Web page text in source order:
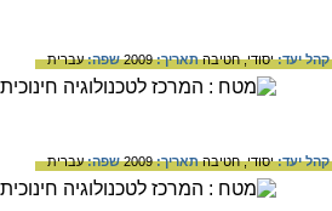
קהל יעד:יסודי,חטיבהתאריך:2009 שפה:עברית
קהל יעד:יסודי,חטיבהתאריך:2009 שפה:עברית